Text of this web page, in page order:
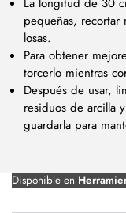
pequeñas, recortar
losas.
Para obtener
torcerlo mientras
Después de usar,
residuos de arcilla
guardarla para
Disponible en